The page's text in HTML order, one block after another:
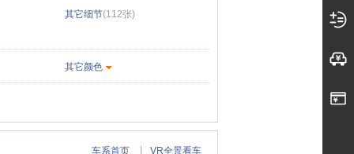
其它细节(112张)
其它颜色
车系首页 VR全景看车